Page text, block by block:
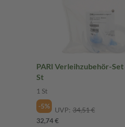
PARI Verleihzubehör-Set
St
1 St
-5%
UVP: 34,51 €
32,74 €